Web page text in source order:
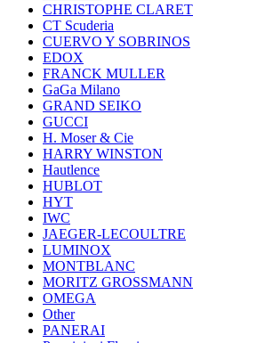
CHRISTOPHE CLARET
CT Scuderia
CUERVO Y SOBRINOS
EDOX
FRANCK MULLER
GaGa Milano
GRAND SEIKO
GUCCI
H. Moser & Cie
HARRY WINSTON
Hautlence
HUBLOT
HYT
IWC
JAEGER-LECOULTRE
LUMINOX
MONTBLANC
MORITZ GROSSMANN
OMEGA
Other
PANERAI